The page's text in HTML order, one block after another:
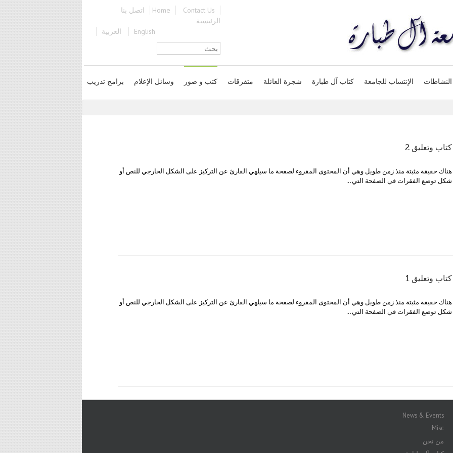
Home Contact Us
اتصل بنا
الرئيسية
English
العربية
استمارة البحث
النشاطات الإنتساب للجامعة كتاب آل طبارة شجرة العائلة متفرقات كتب و صور وسائل الإعلام برامج تدريب
كتاب وتعليق 2
هناك حقيقة مثبتة منذ زمن طويل وهي أن المحتوى المقروء لصفحة ما سيلهي القارئ عن التركيز على الشكل الخارجي للنص أو
شكل توضع الفقرات في الصفحة التي...
كتاب وتعليق 1
هناك حقيقة مثبتة منذ زمن طويل وهي أن المحتوى المقروء لصفحة ما سيلهي القارئ عن التركيز على الشكل الخارجي للنص أو
شكل توضع الفقرات في الصفحة التي...
News & Events
Misc.
من نحن